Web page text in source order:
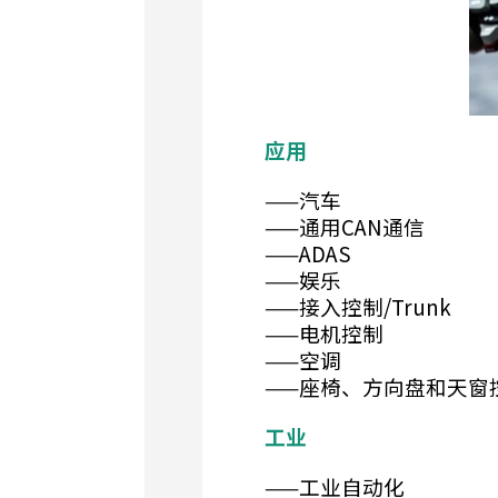
应用
——汽车
——通用CAN通信
——ADAS
——娱乐
——接入控制/Trunk
——电机控制
——空调
——座椅、方向盘和天窗
工业
——工业自动化